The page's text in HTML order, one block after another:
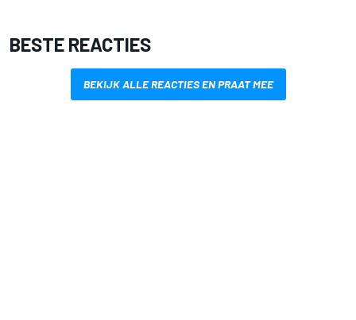
BESTE REACTIES
BEKIJK ALLE REACTIES EN PRAAT MEE